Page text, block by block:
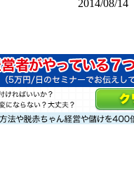
2014/08/14